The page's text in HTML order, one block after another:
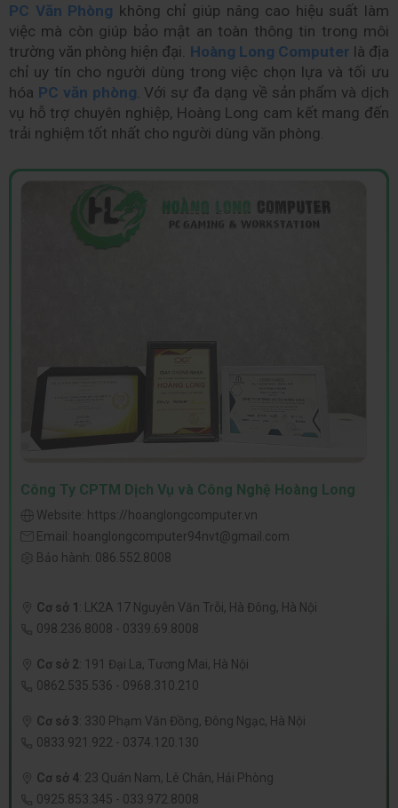
PC Văn Phòng không chỉ giúp nâng cao hiệu suất làm
việc mà còn giúp bảo mật an toàn thông tin trong môi
trường văn phòng hiện đại. Hoàng Long Computer là địa
chỉ uy tín cho người dùng trong việc chọn lựa và tối ưu
hóa PC văn phòng . Với sự đa dạng về sản phẩm và dịch
vụ hỗ trợ chuyên nghiệp, Hoàng Long cam kết mang đến
trải nghiệm tốt nhất cho người dùng văn phòng.
Công Ty CPTM Dịch Vụ và Công Nghệ Hoàng Long
Website: https://hoanglongcomputer.vn
Email: hoanglongcomputer94nvt@gmail.com
Bảo hành: 086.552.8008
Cơ sở 1 :
LK2A 17 Nguyễn Văn Trỗi, Hà Đông, Hà Nội
098.236.8008 - 0339.69.8008
Cơ sở 2: 191 Đại La, Tương Mai, Hà Nội
0862.535.536 - 0968.310.210
Cơ sở 3: 330 Phạm Văn Đồng, Đông Ngạc, Hà Nội
0833.921.922 - 0374.120.130
Cơ sở 4: 23 Quán Nam, Lê Chân, Hải Phòng
0925.853.345 - 033.972.8008